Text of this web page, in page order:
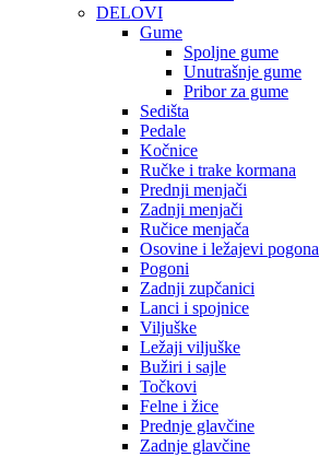
DELOVI
Gume
Spoljne gume
Unutrašnje gume
Pribor za gume
Sedišta
Pedale
Kočnice
Ručke i trake kormana
Prednji menjači
Zadnji menjači
Ručice menjača
Osovine i ležajevi pogona
Pogoni
Zadnji zupčanici
Lanci i spojnice
Viljuške
Ležaji viljuške
Bužiri i sajle
Točkovi
Felne i žice
Prednje glavčine
Zadnje glavčine